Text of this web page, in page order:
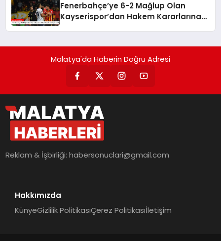
Fenerbahçe’ye 6-2 Mağlup Olan
Kayserispor’dan Hakem Kararlarına
Malatya'da Haberin Doğru Adresi
Reklam & İşbirliği:habersonuclari@gmail.com
Hakkımızda
KünyeGizlilik PolitikasıÇerez Politikasıİletişim